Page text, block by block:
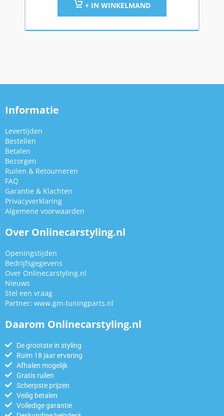
+ IN WINKELMAND
Informatie
Levertijden
Bestellen
Betalen
Bezorgen
Ruilen & Retourneren
FAQ
Garantie & Klachten
Privacyverklaring
Algemene voorwaarden
Over Onlinecarstyling.nl
Openingstijden
Bedrijfsgegevens
Over Onlinecarstyling.nl
Nieuws
Stel een vraag
Partner: www.gm-tuningparts.nl
Daarom Onlinecarstyling.nl
De grootste in styling
Ruim 18 jaar ervaring
Afhalen mogelijk
Gratis ruilen
Scherpste prijzen
Veilig betalen
Volledige garantie